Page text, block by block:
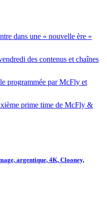
dans une « nouvelle ère »
des contenus et chaînes
programmée par McFly et
prime time de McFly &
argentique, 4K, Clooney,